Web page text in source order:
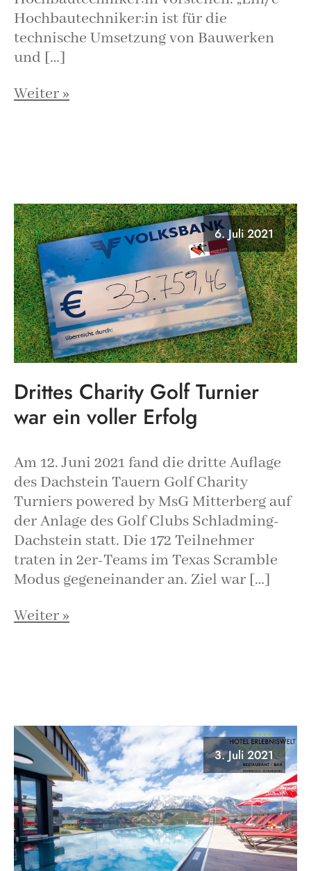
Hochbautechniker:in ist für die
technische Umsetzung von Bauwerken
und […]
Weiter »
6. Juli 2021
Drittes Charity Golf Turnier
war ein voller Erfolg
Am 12. Juni 2021 fand die dritte Auflage
des Dachstein Tauern Golf Charity
Turniers powered by MsG Mitterberg auf
der Anlage des Golf Clubs Schladming-
Dachstein statt. Die 172 Teilnehmer
traten in 2er-Teams im Texas Scramble
Modus gegeneinander an. Ziel war […]
Weiter »
3. Juli 2021